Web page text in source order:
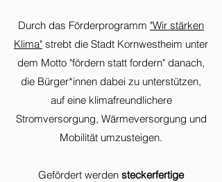
Durch das Förderprogramm "Wir stärken
Klima" strebt die Stadt Kornwestheim unter
dem Motto "fördern statt fordern" danach,
die Bürger*innen dabei zu unterstützen,
auf eine klimafreundlichere
Stromversorgung, Wärmeversorgung und
Mobilität umzusteigen.
Gefördert werden steckerfertige